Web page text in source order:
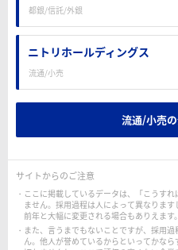
都銀/信託/外銀
ニトリホールディングス
流通/小売
流通/小売
サイトからのご注意
ここに掲載しているデータは、「こうす
ません。採用過程は人によって異なりま
前年と大幅に変更される場合もありえます。
また、言うまでもないことですが、採用
ん。他人が誉めているからといってかな